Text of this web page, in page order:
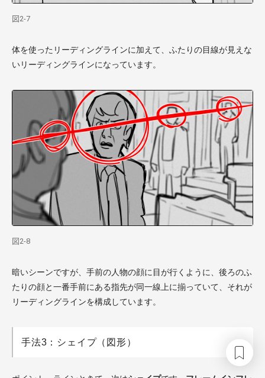
図2-7
体を使ったリーディングラインに加えて、ふたりの目線が見えな
いリーディングラインになっています。
図2-8
暗いシーンですが、手前の人物の顔に目が行くように、後ろのふ
たりの顔と一番手前にある指先が同一線上に揃っていて、それが
リーディングラインを構成しています。
手法3：シェイプ（図形）